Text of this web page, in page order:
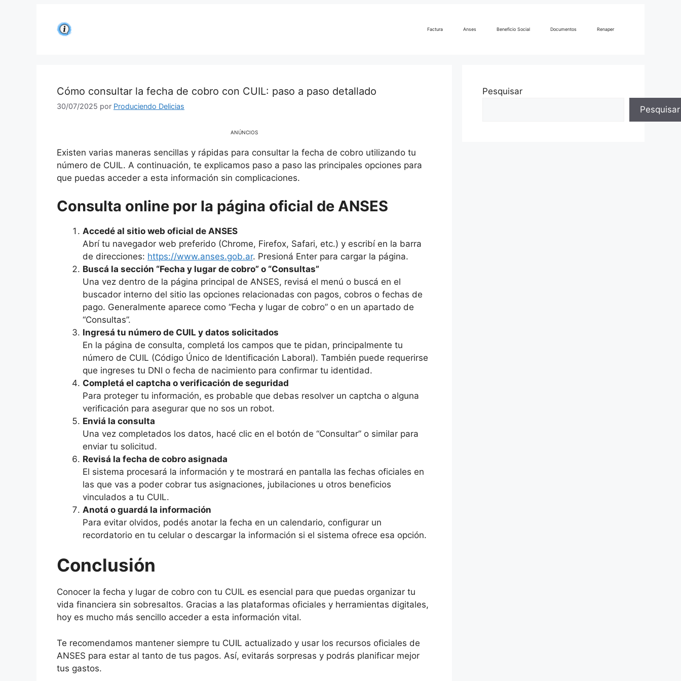
Factura Anses Beneficio Social Documentos Renaper
Cómo consultar la fecha de cobro con CUIL: paso a paso detallado
30/07/2025 por Produciendo Delicias
ANÚNCIOS
Existen varias maneras sencillas y rápidas para consultar la fecha de cobro utilizando tu
número de CUIL. A continuación, te explicamos paso a paso las principales opciones para
que puedas acceder a esta información sin complicaciones.
Consulta online por la página oficial de ANSES
Accedé al sitio web oficial de ANSES
Abrí tu navegador web preferido (Chrome, Firefox, Safari, etc.) y escribí en la barra
de direcciones: https://www.anses.gob.ar. Presioná Enter para cargar la página.
Buscá la sección “Fecha y lugar de cobro” o “Consultas”
Una vez dentro de la página principal de ANSES, revisá el menú o buscá en el
buscador interno del sitio las opciones relacionadas con pagos, cobros o fechas de
pago. Generalmente aparece como “Fecha y lugar de cobro” o en un apartado de
“Consultas”.
Ingresá tu número de CUIL y datos solicitados
En la página de consulta, completá los campos que te pidan, principalmente tu
número de CUIL (Código Único de Identificación Laboral). También puede requerirse
que ingreses tu DNI o fecha de nacimiento para confirmar tu identidad.
Completá el captcha o verificación de seguridad
Para proteger tu información, es probable que debas resolver un captcha o alguna
verificación para asegurar que no sos un robot.
Enviá la consulta
Una vez completados los datos, hacé clic en el botón de “Consultar” o similar para
enviar tu solicitud.
Revisá la fecha de cobro asignada
El sistema procesará la información y te mostrará en pantalla las fechas oficiales en
las que vas a poder cobrar tus asignaciones, jubilaciones u otros beneficios
vinculados a tu CUIL.
Anotá o guardá la información
Para evitar olvidos, podés anotar la fecha en un calendario, configurar un
recordatorio en tu celular o descargar la información si el sistema ofrece esa opción.
Conclusión
Conocer la fecha y lugar de cobro con tu CUIL es esencial para que puedas organizar tu
vida financiera sin sobresaltos. Gracias a las plataformas oficiales y herramientas digitales,
hoy es mucho más sencillo acceder a esta información vital.
Te recomendamos mantener siempre tu CUIL actualizado y usar los recursos oficiales de
ANSES para estar al tanto de tus pagos. Así, evitarás sorpresas y podrás planificar mejor
tus gastos.
Pesquisar
Pesquisar